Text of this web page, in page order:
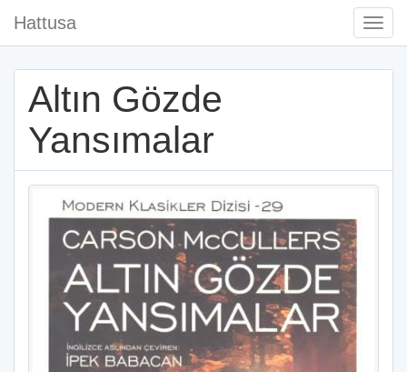
Hattusa
Altın Gözde
Yansımalar